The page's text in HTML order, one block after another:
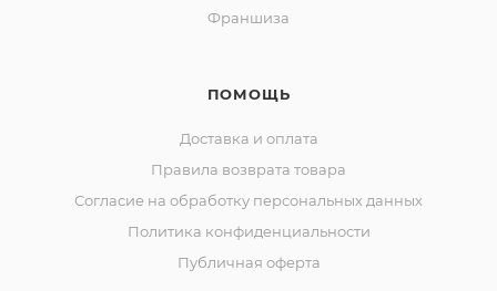
Франшиза
ПОМОЩЬ
Доставка и оплата
Правила возврата товара
Согласие на обработку персональных данных
Политика конфиденциальности
Публичная оферта